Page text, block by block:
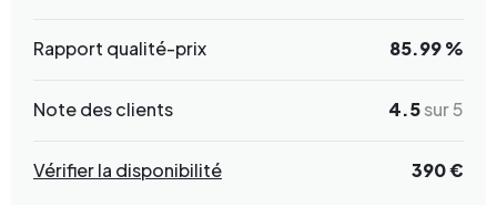
Rapport qualité-prix 85.99 %
Note des clients 4.5sur 5
Vérifier la disponibilité 390 €